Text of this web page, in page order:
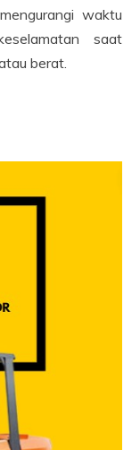
waktu
saat
berat.